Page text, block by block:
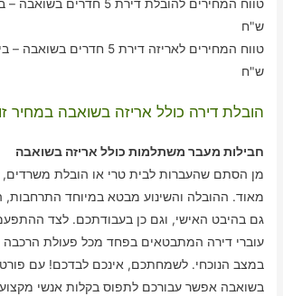
ש"ח
ש"ח
הובלת דירה כולל אריזה בשואבה במחיר
חבילות מעבר משתלמות כולל אריזה בשואבה
מן הסתם שהעברות לבית טרי או הובלת משרדים,
מאוד. ההובלה והשינוע מבטא במיוחד
גם בהיבט האישי, וגם כן בעבודתכם. לצד
עוברי דירה המתבטאים בפחד מכל פעולת הרכבה
במצב הנוכחי. לשמחתכם, אינכם לבדכם! עם
בשואבה אפשר עבורכם לתפוס בקלות אנשי